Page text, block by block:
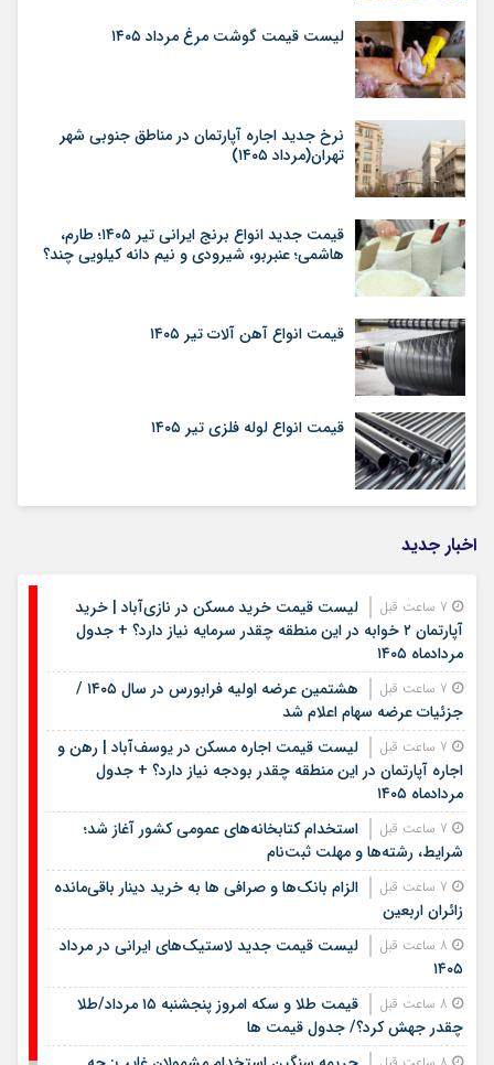
لیست قیمت گوشت مرغ مرداد ۱۴۰۵
نرخ جدید اجاره آپارتمان در مناطق جنوبی شهر
تهران(مرداد ۱۴۰۵)
قیمت جدید انواع برنج ایرانی تیر ۱۴۰۵؛ طارم،
هاشمی؛ عنبربو، شیرودی و نیم دانه کیلویی چند؟
قیمت انواع آهن آلات تیر ۱۴۰۵
قیمت انواع لوله فلزی تیر ۱۴۰۵
اخبار جدید
لیست قیمت خرید مسکن در نازی‌آباد | خرید
آپارتمان ۲ خوابه در این منطقه چقدر سرمایه نیاز دارد؟ + جدول
مردادماه ۱۴۰۵
هشتمین عرضه اولیه فرابورس در سال ۱۴۰۵ /
جزئیات عرضه سهام اعلام شد
لیست قیمت اجاره مسکن در یوسف‌آباد | رهن و
اجاره آپارتمان در این منطقه چقدر بودجه نیاز دارد؟ + جدول
مردادماه ۱۴۰۵
استخدام کتابخانه‌های عمومی کشور آغاز شد؛
شرایط، رشته‌ها و مهلت ثبت‌نام
الزام بانک‌ها و صرافی ها به خرید دینار باقی‌مانده
زائران اربعین
لیست قیمت جدید لاستیک‌های ایرانی در مرداد
۱۴۰۵
قیمت طلا و سکه امروز پنجشنبه ۱۵ مرداد/طلا
چقدر جهش کرد؟/ جدول قیمت ها